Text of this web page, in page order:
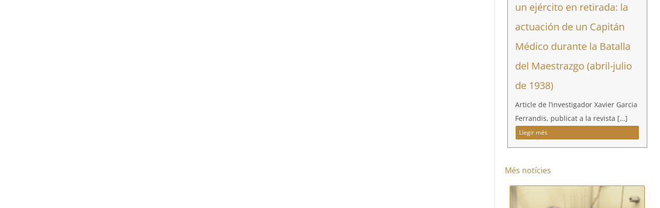
un ejército en retirada: la
actuación de un Capitán
Médico durante la Batalla
del Maestrazgo (abril-julio
de 1938)
Article de l’investigador Xavier Garcia
Ferrandis, publicat a la revista […]
Llegir més
Més notícies